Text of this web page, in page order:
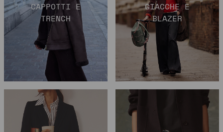
CAPPOTTI E
TRENCH
GIACCHE E
BLAZER